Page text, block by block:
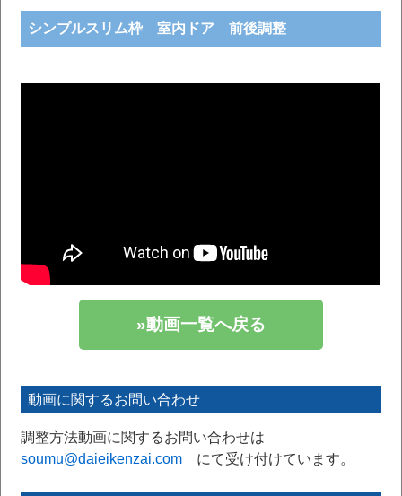
シンプルスリム枠 室内ドア 前後調整
»動画一覧へ戻る
動画に関するお問い合わせ
調整方法動画に関するお問い合わせは
soumu@daieikenzai.com にて受け付けています。